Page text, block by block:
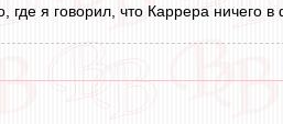
я говорил, что Каррера ничего